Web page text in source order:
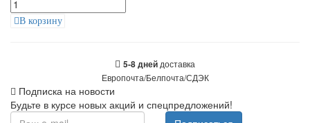
В корзину
5-8 дней доставка
Европочта/Белпочта/СДЭК
Подписка на новости
Будьте в курсе новых акций и спецпредложений!